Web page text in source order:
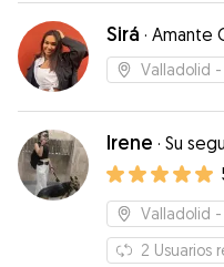
teniendo.
estuvieron
desde el
peludos con
Sirá · Amante
Valladolid -
Irene · Su
Valladolid -
2 Usuarios